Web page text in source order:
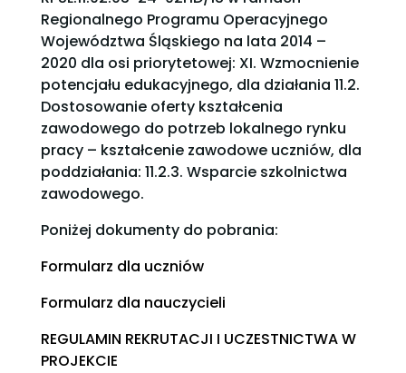
Regionalnego Programu Operacyjnego
Województwa Śląskiego na lata 2014 –
2020 dla osi priorytetowej: XI. Wzmocnienie
potencjału edukacyjnego, dla działania 11.2.
Dostosowanie oferty kształcenia
zawodowego do potrzeb lokalnego rynku
pracy – kształcenie zawodowe uczniów, dla
poddziałania: 11.2.3. Wsparcie szkolnictwa
zawodowego.
Poniżej dokumenty do pobrania:
Formularz dla uczniów
Formularz dla nauczycieli
REGULAMIN REKRUTACJI I UCZESTNICTWA W
PROJEKCIE